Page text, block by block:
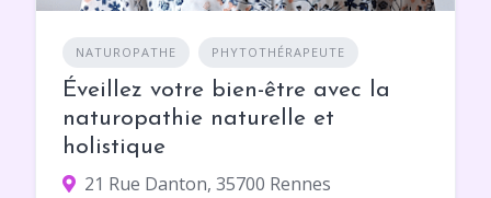
NATUROPATHE PHYTOTHÉRAPEUTE
Éveillez votre bien-être avec la
naturopathie naturelle et
holistique
21 Rue Danton, 35700 Rennes